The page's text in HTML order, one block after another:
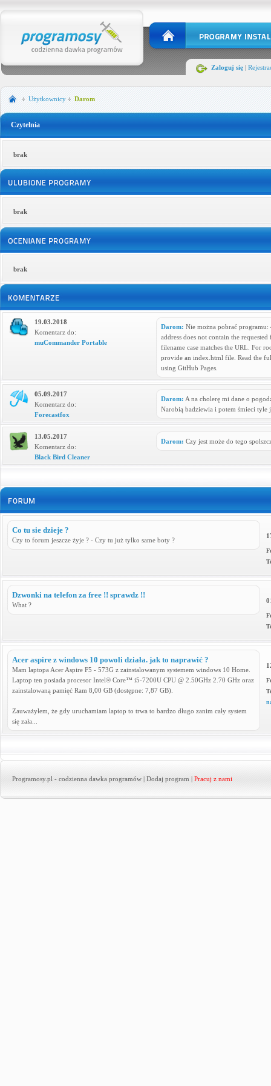
Zaloguj się |
Użytkownicy Darom
Czytelnia
brak
brak
brak
Darom: Nie można pobrać
address does not contain the
filename case matches the URL. For
provide an index.html file. Read the
using GitHub Pages.
19.03.2018
Komentarz do:
muCommander Portable
Darom: A na cholerę mi dane o
Narobią badziewia i potem śmieci tyle
05.09.2017
Komentarz do:
Forecastfox
Darom: Czy jest może do tego
13.05.2017
Komentarz do:
Black Bird Cleaner
Co tu sie dzieje ?
Czy to forum jeszcze żyje ? - Czy tu już tylko same boty ?
Dzwonki na telefon za free !! sprawdz !!
What ?
Acer aspire z windows 10 powoli działa. jak to naprawić ?
Mam laptopa Acer Aspire F5 - 573G z zainstalowanym systemem windows 10 Home.
Laptop ten posiada procesor Intel® Core™ i5-7200U CPU @ 2.50GHz 2.70 GHz oraz
zainstalowaną pamięć Ram 8,00 GB (dostępne: 7,87 GB).
Zauważyłem, że gdy uruchamiam laptop to trwa to bardzo długo zanim cały system
się zała...
Programosy.pl - codzienna dawka programów | Dodaj program | Pracuj z nami